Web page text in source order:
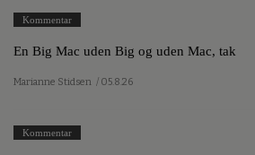
Kommentar
En Big Mac uden Big og uden Mac, tak
Marianne Stidsen / 05.8.26
Kommentar